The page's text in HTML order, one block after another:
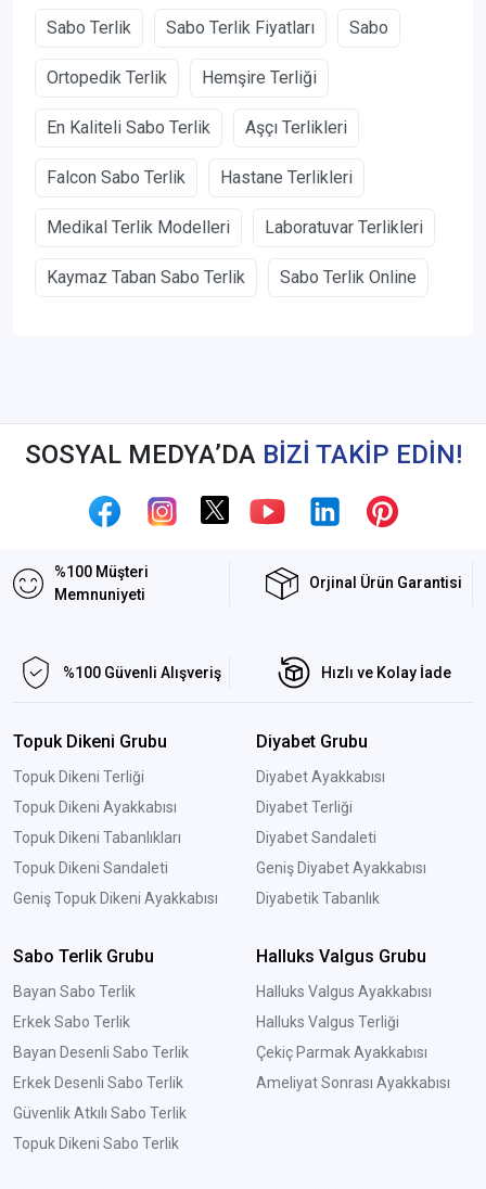
Sabo Terlik Sabo Terlik Fiyatları Sabo
Ortopedik Terlik Hemşire Terliği
En Kaliteli Sabo Terlik Aşçı Terlikleri
Falcon Sabo Terlik Hastane Terlikleri
Medikal Terlik Modelleri Laboratuvar Terlikleri
Kaymaz Taban Sabo Terlik Sabo Terlik Online
SOSYAL MEDYA’DA BİZİ TAKİP EDİN!
%100 Müşteri
Memnuniyeti
Orjinal Ürün Garantisi
%100 Güvenli Alışveriş Hızlı ve Kolay İade
Topuk Dikeni Grubu
Topuk Dikeni Terliği
Topuk Dikeni Ayakkabısı
Topuk Dikeni Tabanlıkları
Topuk Dikeni Sandaleti
Geniş Topuk Dikeni Ayakkabısı
Diyabet Grubu
Diyabet Ayakkabısı
Diyabet Terliği
Diyabet Sandaleti
Geniş Diyabet Ayakkabısı
Diyabetik Tabanlık
Sabo Terlik Grubu
Bayan Sabo Terlik
Erkek Sabo Terlik
Bayan Desenli Sabo Terlik
Erkek Desenli Sabo Terlik
Güvenlik Atkılı Sabo Terlik
Topuk Dikeni Sabo Terlik
Halluks Valgus Grubu
Halluks Valgus Ayakkabısı
Halluks Valgus Terliği
Çekiç Parmak Ayakkabısı
Ameliyat Sonrası Ayakkabısı